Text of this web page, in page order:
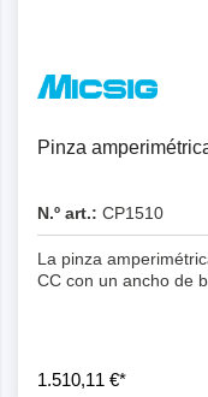
Pinza
N.º art.: CP1510
La pinza
CC con un ancho de
1.510,11 €*